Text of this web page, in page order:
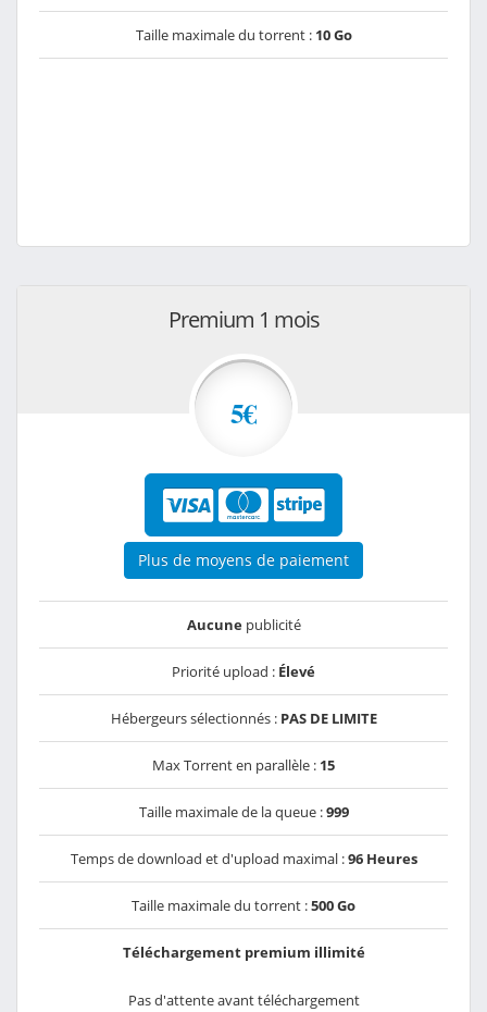
Taille maximale du torrent : 10 Go
Premium 1 mois
5€
Plus de moyens de paiement
Aucunepublicité
Priorité upload : Élevé
Hébergeurs sélectionnés : PAS DE LIMITE
Max Torrent en parallèle : 15
Taille maximale de la queue :999
Temps de download et d'upload maximal :96 Heures
Taille maximale du torrent :500 Go
Téléchargement premium illimité
Pas d'attente avant téléchargement